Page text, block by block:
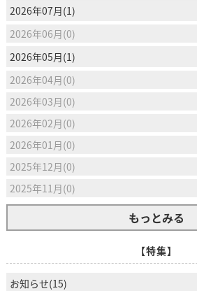
2026年07月(1)
2026年06月(0)
2026年05月(1)
2026年04月(0)
2026年03月(0)
2026年02月(0)
2026年01月(0)
2025年12月(0)
2025年11月(0)
もっとみる
【特集】
お知らせ(15)